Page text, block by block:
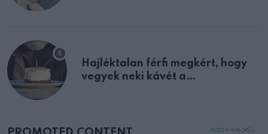
Hajléktalan férfi megkért, hogy
vegyek neki kávét a